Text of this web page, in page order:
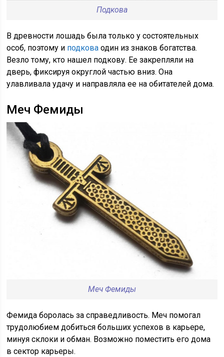
Подкова
В древности лошадь была только у состоятельных
особ, поэтому и подкова один из знаков богатства.
Везло тому, кто нашел подкову. Ее закрепляли на
дверь, фиксируя округлой частью вниз. Она
улавливала удачу и направляла ее на обитателей дома.
Меч Фемиды
Меч Фемиды
Фемида боролась за справедливость. Меч помогал
трудолюбием добиться больших успехов в карьере,
минуя склоки и обман. Возможно поместить его дома
в сектор карьеры.